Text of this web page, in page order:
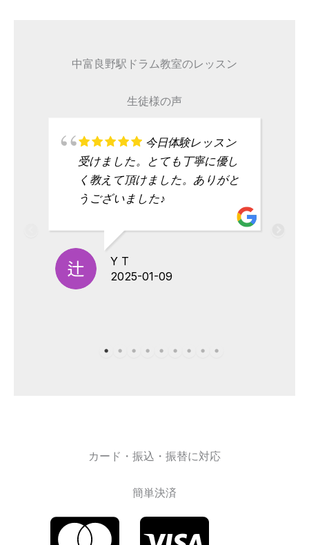
中富良野駅ドラム教室のレッスン
生徒様の声
今日体験レッスン
受けました。とても丁寧に優し
く教えて頂けました。ありがと
うございました♪
Y T
2025-01-09
カード・振込・振替に対応
簡単決済